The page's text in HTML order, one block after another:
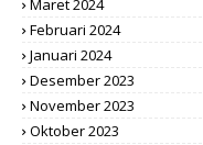
Maret 2024
Februari 2024
Januari 2024
Desember 2023
November 2023
Oktober 2023